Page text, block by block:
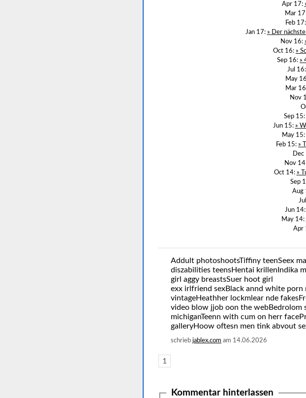
Apr 17:
Mar
Feb 17:
Jan 17: » Der
Nov 16:
Oct 16: »
Sep 16: »
Jul 16:
May
Mar
Nov
Sep 15:
Jun 15: »
May 15:
Feb 15: »
Dec
Nov
Oct 14: »
Sep
Aug
Jun 14:
May 14:
Apr
Addult photoshootsTiffiny teenSeex
diszabilities teensHentai krillenIndika
girl aggy breastsSuer hoot girl
exx irlfriend sexBlack annd white
vintageHeathher lockmlear nde
video blow jjob oon the webBedrolom
michiganTeenn with cum on herr
galleryHoow oftesn men tink abvout
schrieb jablex.com am 14.06.2026
1
Kommentar hinterlassen